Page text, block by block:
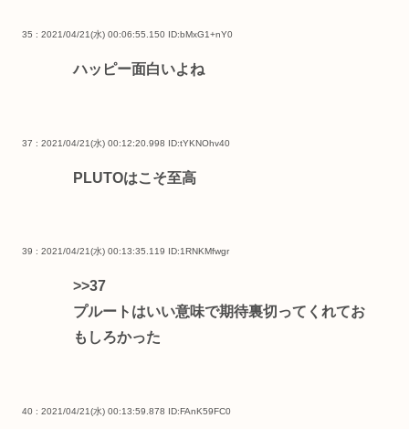
35 : 2021/04/21(水) 00:06:55.150 ID:bMxG1+nY0
ハッピー面白いよね
37 : 2021/04/21(水) 00:12:20.998 ID:tYKNOhv40
PLUTOはこそ至高
39 : 2021/04/21(水) 00:13:35.119 ID:1RNKMfwgr
>>37
プルートはいい意味で期待裏切ってくれてお
もしろかった
40 : 2021/04/21(水) 00:13:59.878 ID:FAnK59FC0